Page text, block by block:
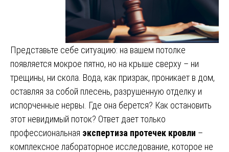
Представьте себе ситуацию: на вашем потолке
появляется мокрое пятно, но на крыше сверху – ни
трещины, ни скола. Вода, как призрак, проникает в дом,
оставляя за собой плесень, разрушенную отделку и
испорченные нервы. Где она берется? Как остановить
этот невидимый поток? Ответ дает только
профессиональная экспертиза протечек кровли –
комплексное лабораторное исследование, которое не